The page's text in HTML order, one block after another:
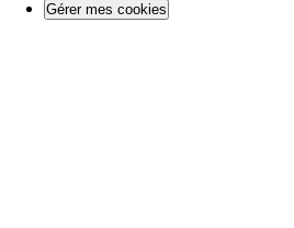
Gérer mes cookies